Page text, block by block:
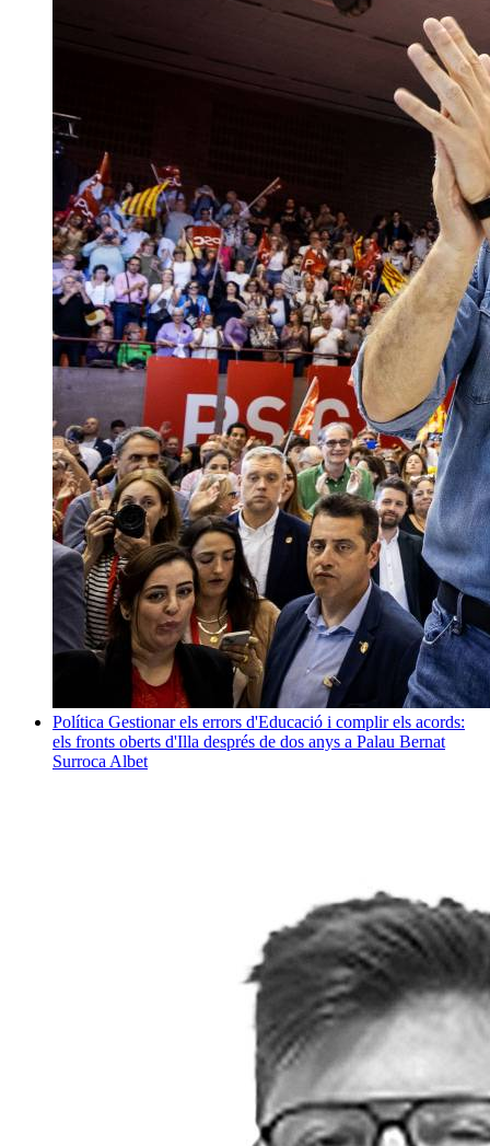
Política Gestionar els errors d'Educació i complir els acords:
els fronts oberts d'Illa després de dos anys a Palau Bernat
Surroca Albet